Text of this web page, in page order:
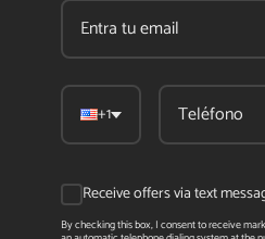
+1
Receive offers via text
By checking this box, I consent to receive